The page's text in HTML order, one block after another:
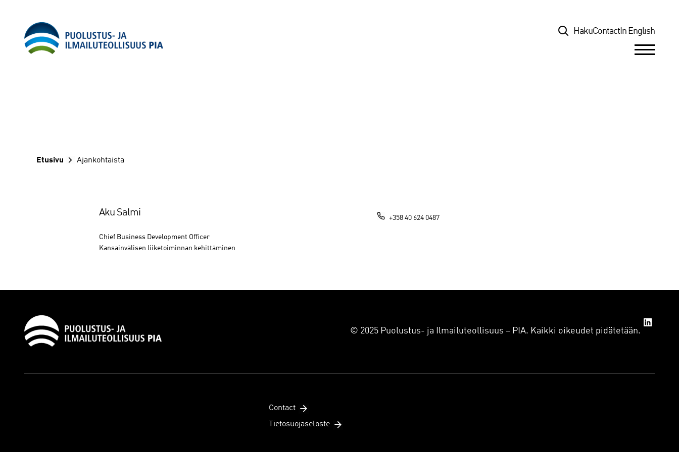
TopHakuContact In English
Etusivu Ajankohtaista
Aku Salmi
Chief Business Development Officer
Kansainvälisen liiketoiminnan kehittäminen
+358 40 624 0487
© 2025 Puolustus- ja Ilmailuteollisuus – PIA. Kaikki oikeudet pidätetään.
Contact
Tietosuojaseloste